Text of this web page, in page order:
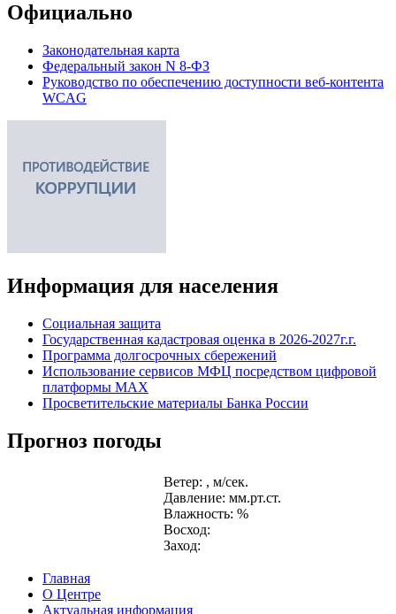
Официально
Законодательная карта
Федеральный закон N 8-ФЗ
Руководство по обеспечению доступности веб-контента
WCAG
Информация для населения
Социальная защита
Государственная кадастровая оценка в 2026-2027г.г.
Программа долгосрочных сбережений
Использование сервисов МФЦ посредством цифровой
платформы MAX
Просветительские материалы Банка России
Прогноз погоды
Ветер: , м/сек.
Давление: мм.рт.ст.
Влажность: %
Восход:
Заход:
Главная
О Центре
Актуальная информация